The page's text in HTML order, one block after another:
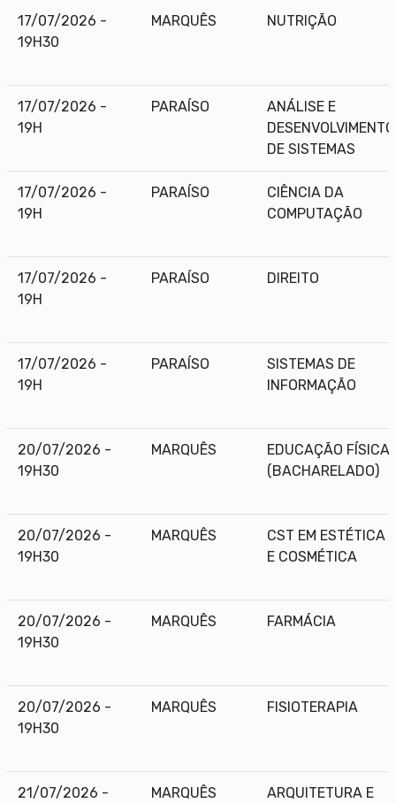
17/07/2026 -
19H30
MARQUÊS NUTRIÇÃO
17/07/2026 -
19H
PARAÍSO
ANÁLISE E
DESENVOLVIMENTO
DE SISTEMAS
17/07/2026 -
19H
PARAÍSO
CIÊNCIA DA
COMPUTAÇÃO
17/07/2026 -
19H
PARAÍSO DIREITO
17/07/2026 -
19H
PARAÍSO
SISTEMAS DE
INFORMAÇÃO
20/07/2026 -
19H30
MARQUÊS
EDUCAÇÃO FÍSICA
(BACHARELADO)
20/07/2026 -
19H30
MARQUÊS
CST EM ESTÉTICA
E COSMÉTICA
20/07/2026 -
19H30
MARQUÊS FARMÁCIA
20/07/2026 -
19H30
MARQUÊS FISIOTERAPIA
21/07/2026 -
MARQUÊS
ARQUITETURA E